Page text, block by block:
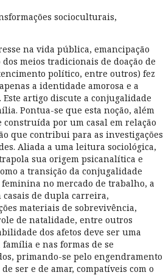
socioculturais,
na vida pública, emancipação
meios tradicionais de doação de
político, entre outros) fez
a identidade amorosa e a
Este artigo discute a conjugalidade
Pontua-se que esta noção, além
por um casal em relação
que contribui para as investigações
Aliada a uma leitura sociológica,
sua origem psicanalítica e
a transição da conjugalidade
no mercado de trabalho, a
de dupla carreira,
materiais de sobrevivência,
de natalidade, entre outros
dos afetos deve ser uma
e nas formas de se
primando-se pelo engendramento
ser e de amar, compatíveis com o